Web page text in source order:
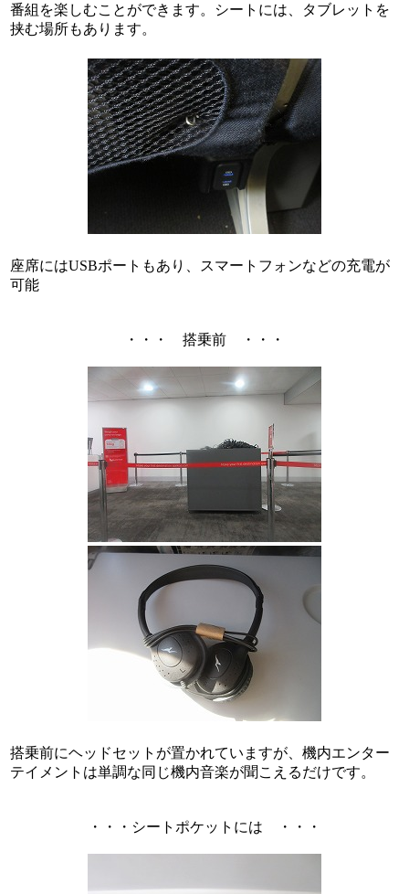
番組を楽しむことができます。シートには、タブレットを
挟む場所もあります。
座席にはUSBポートもあり、スマートフォンなどの充電が
可能
・・・ 搭乗前 ・・・
搭乗前にヘッドセットが置かれていますが、機内エンター
テイメントは単調な同じ機内音楽が聞こえるだけです。
・・・シートポケットには ・・・